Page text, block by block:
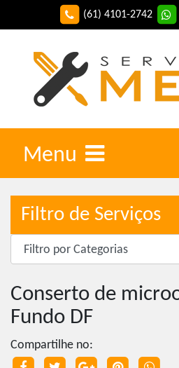
(61) 4101-2742
Menu
Filtro de Serviços
Conserto de
Fundo DF
Compartilhe no: